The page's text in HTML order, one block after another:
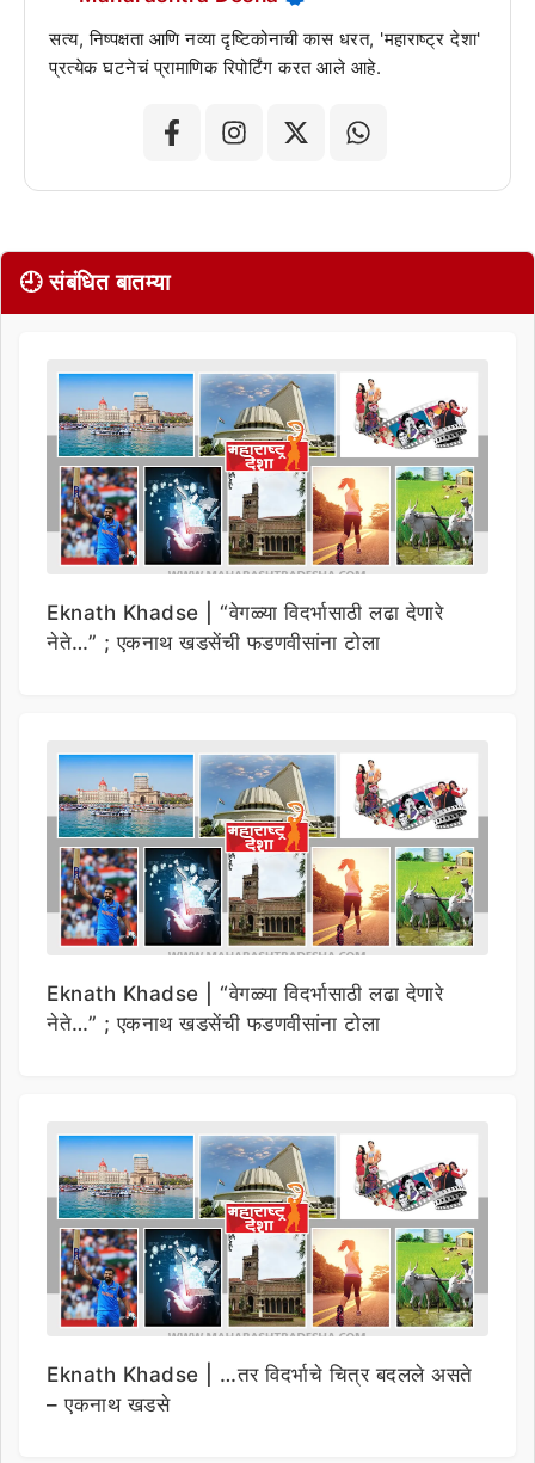
सत्य, निष्पक्षता आणि नव्या दृष्टिकोनाची कास धरत, 'महाराष्ट्र देशा'
प्रत्येक घटनेचं प्रामाणिक रिपोर्टिंग करत आले आहे.
🕘 संबंधित बातम्या
Eknath Khadse | “वेगळ्या विदर्भासाठी लढा देणारे
नेते…” ; एकनाथ खडसेंची फडणवीसांना टोला
Eknath Khadse | “वेगळ्या विदर्भासाठी लढा देणारे
नेते…” ; एकनाथ खडसेंची फडणवीसांना टोला
Eknath Khadse | …तर विदर्भाचे चित्र बदलले असते
– एकनाथ खडसे